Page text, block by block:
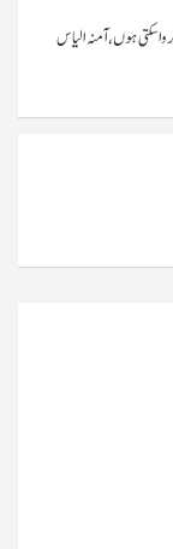
سکتی ہوں، آمنہ الیاس